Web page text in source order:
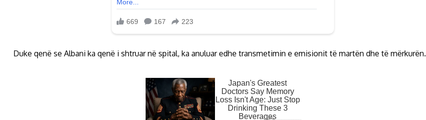
Duke qenë se Albani ka qenë i shtruar në spital, ka anuluar edhe transmetimin e emisionit të martën dhe të mërkurën.